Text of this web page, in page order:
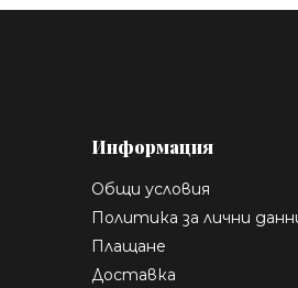
Информация
Общи условия
Политика за лични
Плащане
Доставка